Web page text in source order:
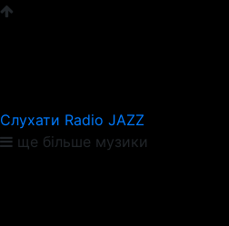
Слухати Radio JAZZ
ще більше музики